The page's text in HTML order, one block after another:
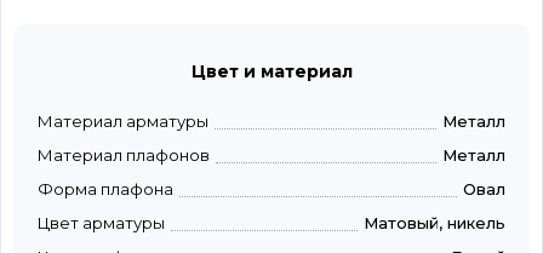
Цвет и материал
Материал арматуры
Металл
Материал плафонов
Металл
Форма плафона
Овал
Цвет арматуры
Матовый, никель